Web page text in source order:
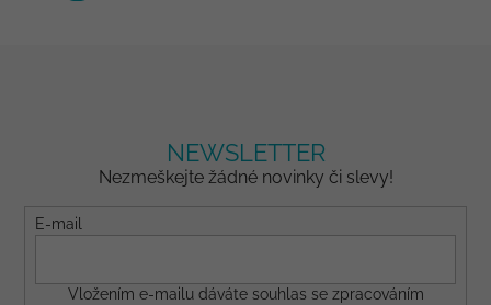
NEWSLETTER
Nezmeškejte žádné novinky či slevy!
E-mail
Vložením e-mailu dáváte souhlas se zpracováním